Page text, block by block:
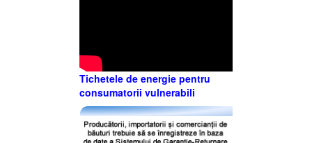
Tichetele de energie pentru
consumatorii vulnerabili